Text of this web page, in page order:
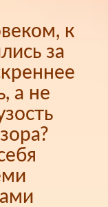
к
за
а не